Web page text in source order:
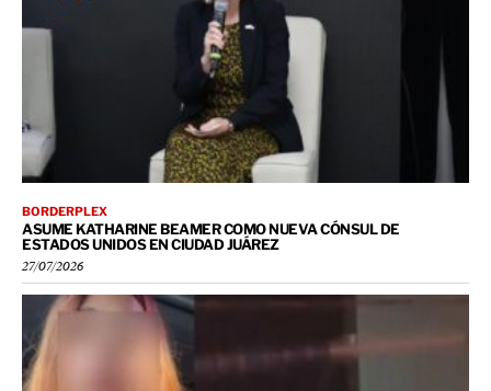
BORDERPLEX
ASUME KATHARINE BEAMER COMO NUEVA CÓNSUL DE
ESTADOS UNIDOS EN CIUDAD JUÁREZ
27/07/2026